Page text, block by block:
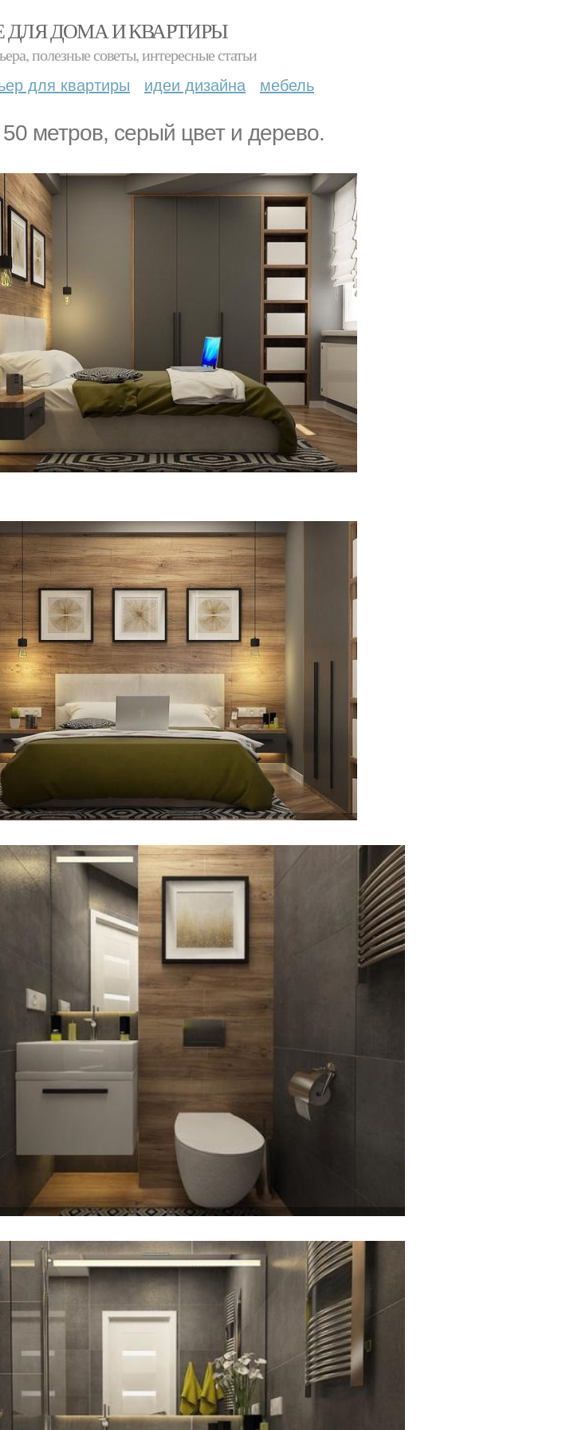
ДЛЯ ДОМА И КВАРТИРЫ
полезные советы, интересные статьи
для квартиры идеи дизайна мебель
метров, серый цвет и дерево.